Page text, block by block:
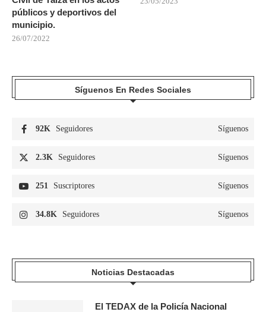
públicos y deportivos del
municipio.
26/07/2022
Síguenos En Redes Sociales
92K Seguidores Síguenos
2.3K Seguidores Síguenos
251 Suscriptores Síguenos
34.8K Seguidores Síguenos
Noticias Destacadas
El TEDAX de la Policía Nacional